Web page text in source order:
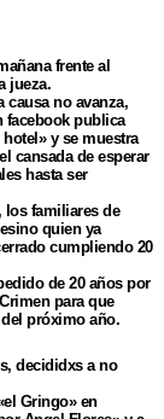
frente al
jueza.
causa no avanza,
facebook publica
y se muestra
cansada de esperar
hasta ser
los familiares de
quien ya
cumpliendo 20
de 20 años por
para que
próximo año.
decididxs a no
Gringo» en